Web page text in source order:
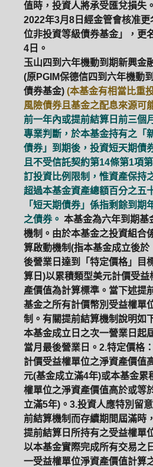
值時，投資人將承受匯兌損失
2022年3月8日經金管會核准
位非投資等級債券基金」，更
4日。
玉山四到六年機動到期新興金
(原PGIM保德信四到六年機動
債券基金) (本基金有相當比重
風險債券且基金之配息來源可
前一年內或提前結算日前三個
專業判斷，於本基金持有之「
債券」到期後，投資短天期債
且不受信託契約第14條第1項
訂投資比例限制，惟資產保持
超過本基金資產總額百分之五
「短天期債券」係指剩餘到期
之債券。 本基金為六年到期基
機制。由於本基金之投資組合
算啟動機制(指本基金成立後
後營業日達到「特定價格」目
算日)以累積類型美元計價受
產價值為計算標準。當下述提
基金之所有計價幣別受益權單
制。有關提前結算機制說明如
本基金成立日之次一營業日起
當月最後營業日。2.特定價格
計價受益權單位之淨資產價值
元(基金成立滿4年)或本基金累
權單位之淨資產價值高於或等
立滿5年)。3.投資人應特別留
前結算機制而存續期間屆滿時
提前結算日所持有之受益權單
以本基金實際完成所有交易之
一受益權單位淨資產價值計算